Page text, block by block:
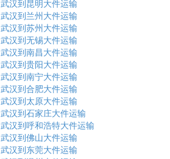
武汉到昆明大件运输
武汉到兰州大件运输
武汉到苏州大件运输
武汉到无锡大件运输
武汉到南昌大件运输
武汉到贵阳大件运输
武汉到南宁大件运输
武汉到合肥大件运输
武汉到太原大件运输
武汉到石家庄大件运输
武汉到呼和浩特大件运输
武汉到佛山大件运输
武汉到东莞大件运输